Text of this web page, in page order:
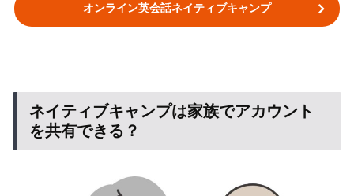
オンライン英会話ネイティブキャンプ
ネイティブキャンプは家族でアカウント
を共有できる？